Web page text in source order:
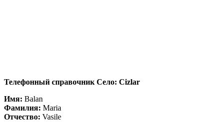
Телефонный справочник Село: Cizlar
Имя: Balan
Фамилия: Maria
Отчество: Vasile